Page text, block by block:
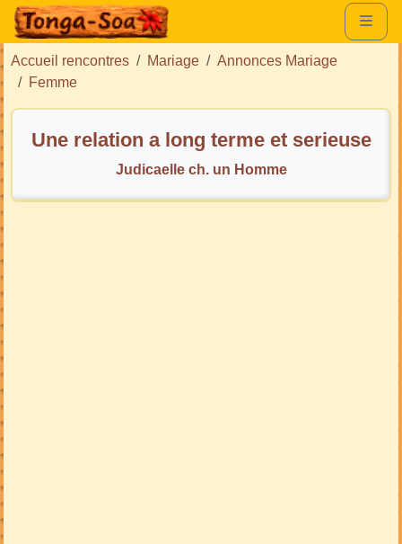
Accueil rencontres Mariage
Annonces Mariage
Femme
Une relation a long terme et serieuse
Judicaelle ch. un Homme